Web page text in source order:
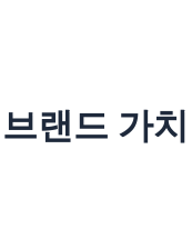
랜드 가치